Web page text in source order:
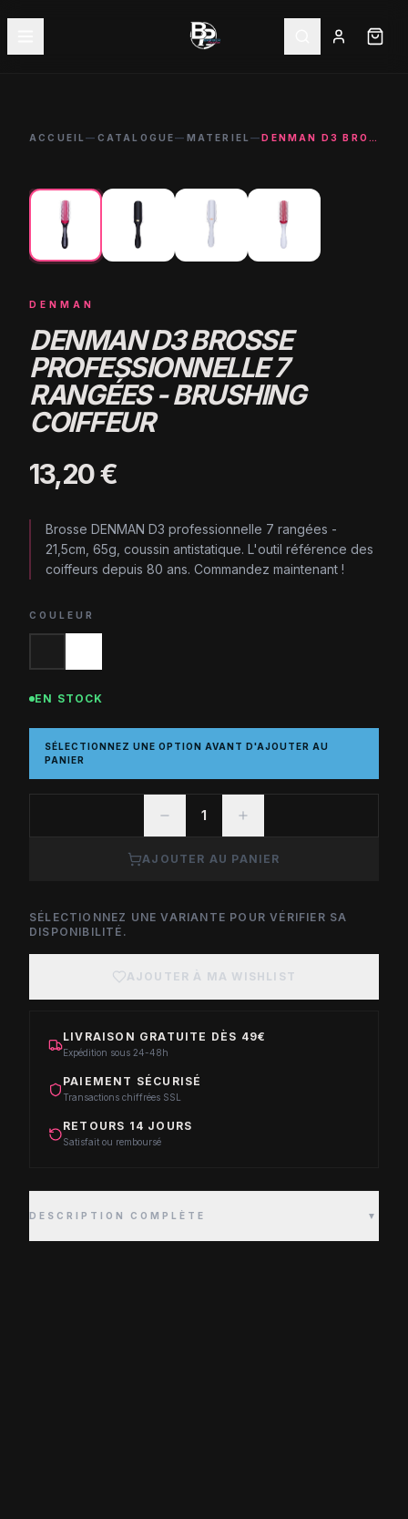
ACCUEIL— CATALOGUE— MATERIEL— DENMAN D3 BROSSE PROFESSIONNELLE 7 RANGÉES - BRUSHING COIFFEUR
DENMAN
DENMAN D3 BROSSE
PROFESSIONNELLE 7
RANGÉES - BRUSHING
COIFFEUR
13,20 €
Brosse DENMAN D3 professionnelle 7 rangées -
21,5cm, 65g, coussin antistatique. L'outil référence des
coiffeurs depuis 80 ans. Commandez maintenant !
COULEUR
EN STOCK
SÉLECTIONNEZ UNE OPTION AVANT D'AJOUTER AU
PANIER
1
AJOUTER AU PANIER
SÉLECTIONNEZ UNE VARIANTE POUR VÉRIFIER SA
DISPONIBILITÉ.
AJOUTER À MA WISHLIST
LIVRAISON GRATUITE DÈS 49€
Expédition sous 24-48h
PAIEMENT SÉCURISÉ
Transactions chiffrées SSL
RETOURS 14 JOURS
Satisfait ou remboursé
DESCRIPTION COMPLÈTE ▼